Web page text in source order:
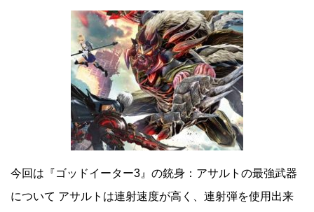
今回は『ゴッドイーター3』の銃身：アサルトの最強武器
について アサルトは連射速度が高く、連射弾を使用出来